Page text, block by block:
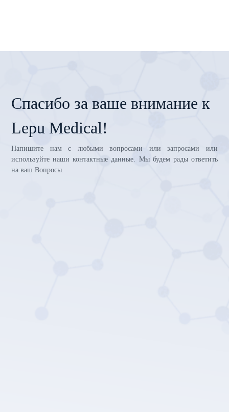
Спасибо за ваше внимание к
Lepu Medical!
Напишите нам с любыми вопросами или запросами или
используйте наши контактные данные. Мы будем рады ответить
на ваш Вопросы.